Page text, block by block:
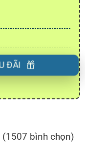
ĐÃI
(1507 bình chọn)